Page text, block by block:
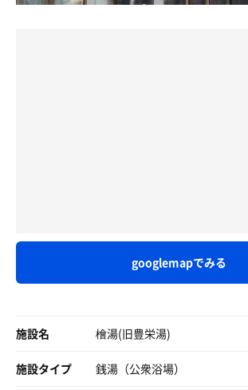
泡風呂、薬湯風呂の3種類の浴槽が並
googlemapでみる
施設名 檜湯(旧豊栄湯)
施設タイプ 銭湯（公衆浴場）